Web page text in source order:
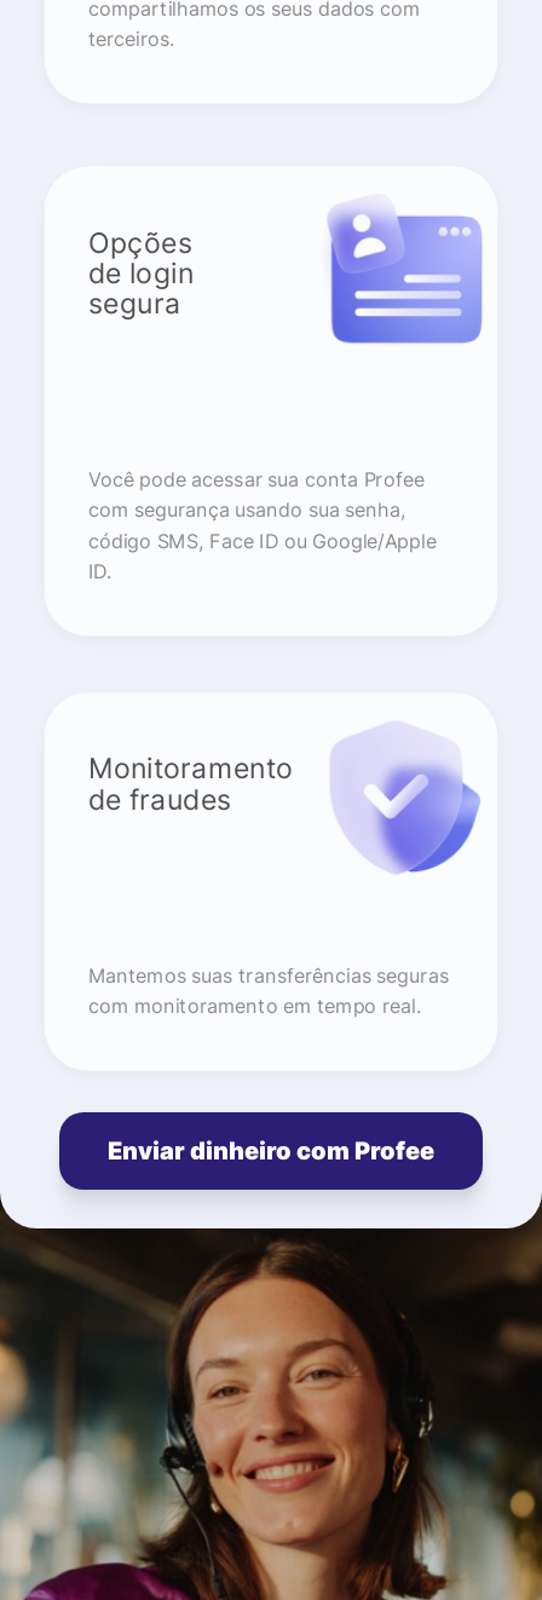
compartilhamos os seus dados com
terceiros.
Opções
de login
segura
Você pode acessar sua conta Profee
com segurança usando sua senha,
código SMS, Face ID ou Google/Apple
ID.
Monitoramento
de fraudes
Mantemos suas transferências seguras
com monitoramento em tempo real.
Enviar dinheiro com Profee